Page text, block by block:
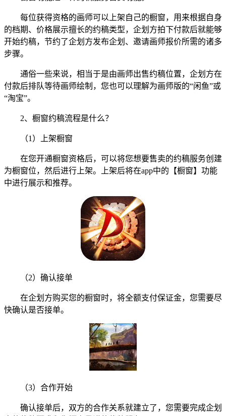
每位获得资格的画师可以上架自己的橱窗，用来根据自身
的档期、价格展示擅长的约稿类型，企划方拍下付款后就能够
开始约稿，节约了企划方发布企划、邀请画师报价所需的诸多
步骤。
通俗一些来说，相当于是由画师出售约稿位置，企划方在
付款后排队等待画师绘制，您也可以理解为画师版的“闲鱼”或
“淘宝”。
2、橱窗约稿流程是什么？
（1）上架橱窗
在您开通橱窗资格后，可以将您想要售卖的约稿服务创建
为橱窗位，然后进行上架。上架后将在app中的【橱窗】功能
中进行展示和推荐。
（2）确认接单
在企划方购买您的橱窗时，将全额支付保证金，您需要尽
快确认是否接单。
（3）合作开始
确认接单后，双方的合作关系就建立了，您需要完成企划